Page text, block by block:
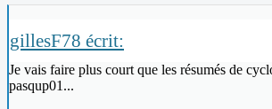
gillesF78 écrit:
Je vais faire plus court que les résumés de
pasqup01...